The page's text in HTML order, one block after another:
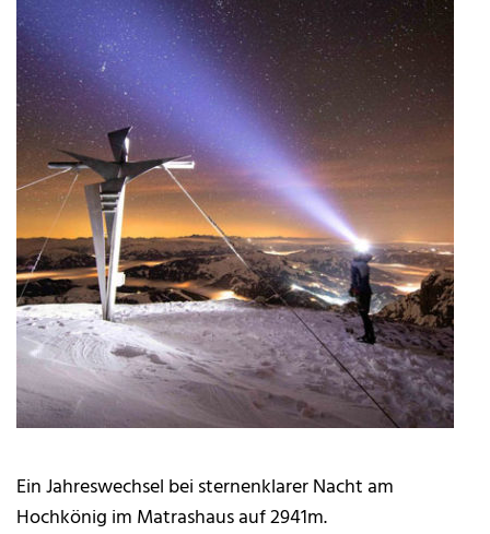
Ein Jahreswechsel bei sternenklarer Nacht am
Hochkönig im Matrashaus auf 2941m.